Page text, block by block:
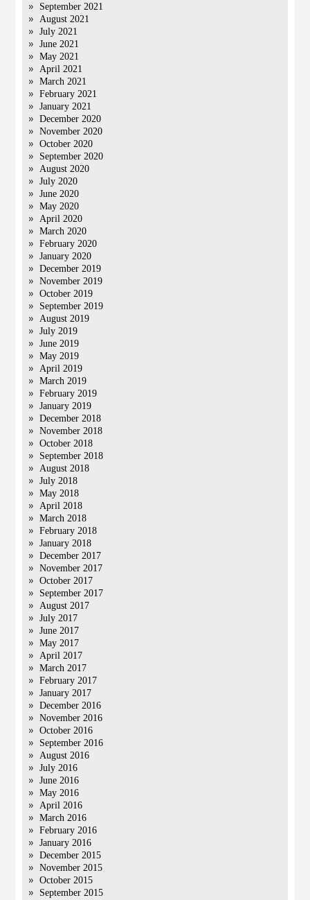
September 2021
August 2021
July 2021
June 2021
May 2021
April 2021
March 2021
February 2021
January 2021
December 2020
November 2020
October 2020
September 2020
August 2020
July 2020
June 2020
May 2020
April 2020
March 2020
February 2020
January 2020
December 2019
November 2019
October 2019
September 2019
August 2019
July 2019
June 2019
May 2019
April 2019
March 2019
February 2019
January 2019
December 2018
November 2018
October 2018
September 2018
August 2018
July 2018
May 2018
April 2018
March 2018
February 2018
January 2018
December 2017
November 2017
October 2017
September 2017
August 2017
July 2017
June 2017
May 2017
April 2017
March 2017
February 2017
January 2017
December 2016
November 2016
October 2016
September 2016
August 2016
July 2016
June 2016
May 2016
April 2016
March 2016
February 2016
January 2016
December 2015
November 2015
October 2015
September 2015